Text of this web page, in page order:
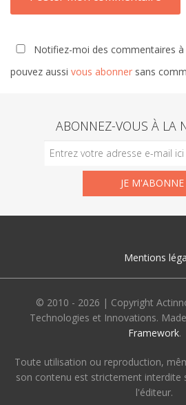
Notifiez-moi des commentaires à
pouvez aussi vous abonner sans
ABONNEZ-VOUS À LA
Mentions
© 2010 - 2026 | Copyright
Technologies et Innovations.
Framework.
Toute utilisation ou reproduction,
son contenu est strictement interdite
l'éditeur.